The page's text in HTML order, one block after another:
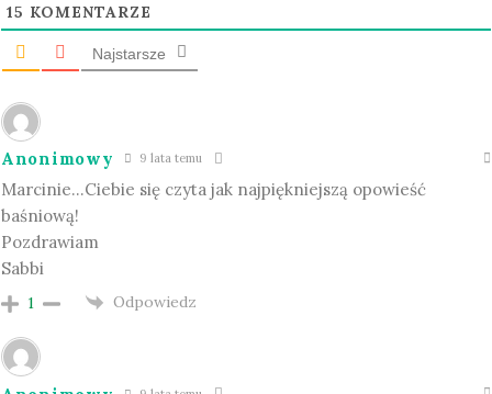
15 KOMENTARZE
Najstarsze
Anonimowy 9 lata temu
Marcinie…Ciebie się czyta jak najpiękniejszą opowieść
baśniową!
Pozdrawiam
Sabbi
1 Odpowiedz